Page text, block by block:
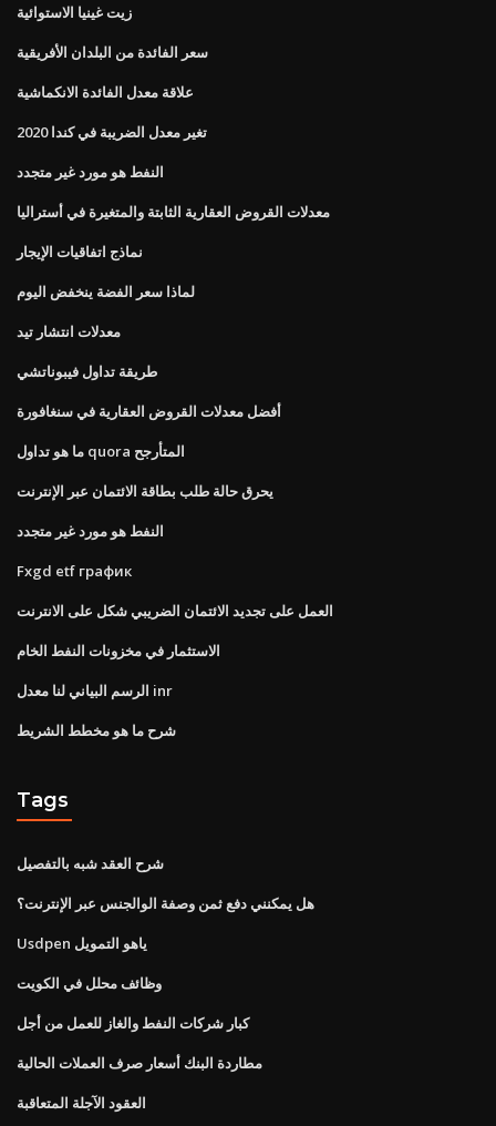
زيت غينيا الاستوائية
سعر الفائدة من البلدان الأفريقية
علاقة معدل الفائدة الانكماشية
تغير معدل الضريبة في كندا 2020
النفط هو مورد غير متجدد
معدلات القروض العقارية الثابتة والمتغيرة في أستراليا
نماذج اتفاقيات الإيجار
لماذا سعر الفضة ينخفض ​​اليوم
معدلات انتشار تيد
طريقة تداول فيبوناتشي
أفضل معدلات القروض العقارية في سنغافورة
ما هو تداول quora المتأرجح
يحرق حالة طلب بطاقة الائتمان عبر الإنترنت
النفط هو مورد غير متجدد
Fxgd etf график
العمل على تجديد الائتمان الضريبي شكل على الانترنت
الاستثمار في مخزونات النفط الخام
الرسم البياني لنا معدل inr
شرح ما هو مخطط الشريط
Tags
شرح العقد شبه بالتفصيل
هل يمكنني دفع ثمن وصفة الوالجنس عبر الإنترنت؟
Usdpen ياهو التمويل
وظائف محلل في الكويت
كبار شركات النفط والغاز للعمل من أجل
مطاردة البنك أسعار صرف العملات الحالية
العقود الآجلة المتعاقبة